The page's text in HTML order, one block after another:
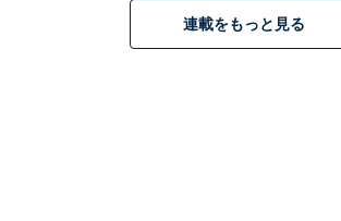
連載をもっと見る